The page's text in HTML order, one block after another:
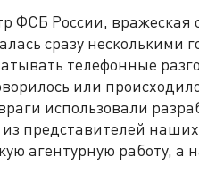
ФСБ России,
сразу несколькими
телефонные
или
использовали
представителей
агентурную работу, а